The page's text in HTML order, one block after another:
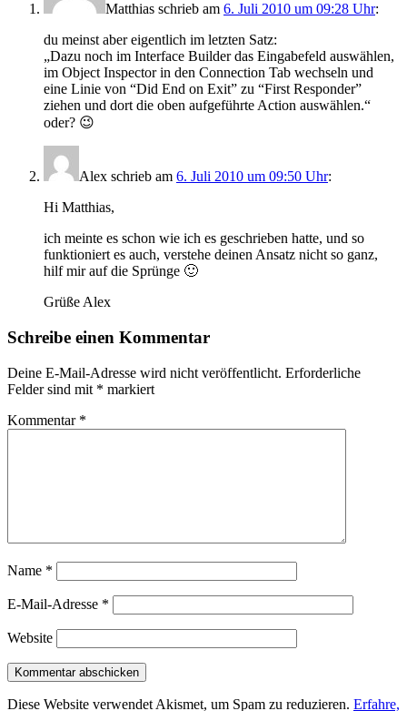
Matthias schrieb am 6. Juli 2010 um 09:28 Uhr:
du meinst aber eigentlich im letzten Satz:
„Dazu noch im Interface Builder das Eingabefeld auswählen,
im Object Inspector in den Connection Tab wechseln und
eine Linie von “Did End on Exit” zu “First Responder”
ziehen und dort die oben aufgeführte Action auswählen.“
oder? 😉
Alex schrieb am 6. Juli 2010 um 09:50 Uhr:
Hi Matthias,
ich meinte es schon wie ich es geschrieben hatte, und so
funktioniert es auch, verstehe deinen Ansatz nicht so ganz,
hilf mir auf die Sprünge 🙂
Grüße Alex
Schreibe einen Kommentar
Deine E-Mail-Adresse wird nicht veröffentlicht. Erforderliche
Felder sind mit * markiert
Kommentar *
Name *
E-Mail-Adresse *
Website
Diese Website verwendet Akismet, um Spam zu reduzieren. Erfahre,